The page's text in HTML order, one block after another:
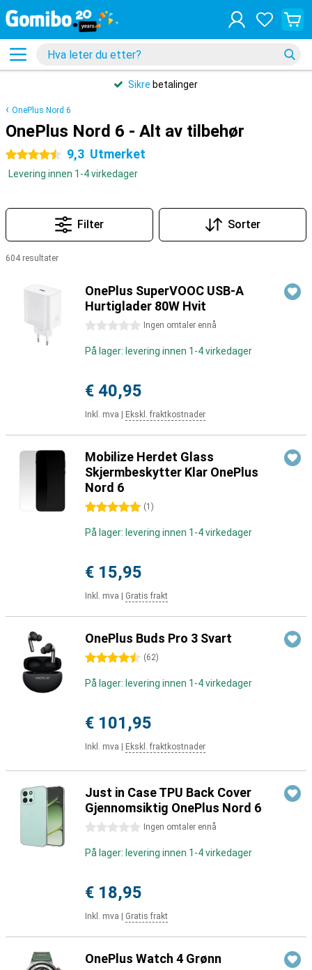
Sikre betalinger
OnePlus Nord 6
OnePlus Nord 6 - Alt av tilbehør
4.5 stjerner 9,3 Utmerket
Levering innen 1-4 virkedager
Filter Sorter
604 resultater
OnePlus SuperVOOC USB-A
Hurtiglader 80W Hvit
0 stjerner Ingen omtaler ennå
På lager: levering innen 1-4 virkedager
€ 40,95
Inkl. mva Ekskl. fraktkostnader
Mobilize Herdet Glass
Skjermbeskytter Klar OnePlus
Nord 6
5 stjerner (1 )
På lager: levering innen 1-4 virkedager
€ 15,95
Inkl. mva Gratis frakt
OnePlus Buds Pro 3 Svart
4.5 stjerner (62)
På lager: levering innen 1-4 virkedager
€ 101,95
Inkl. mva Ekskl. fraktkostnader
Just in Case TPU Back Cover
Gjennomsiktig OnePlus Nord 6
0 stjerner Ingen omtaler ennå
På lager: levering innen 1-4 virkedager
€ 18,95
Inkl. mva Gratis frakt
OnePlus Watch 4 Grønn